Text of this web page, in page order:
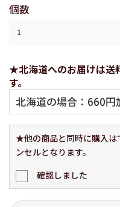
個数
★北海道へのお届けは送
す。
★他の商品と同時に購入は
ンセルとなります。
確認しました